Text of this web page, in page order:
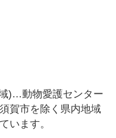
)…動物愛護センター
賀市を除く県内地域
います。